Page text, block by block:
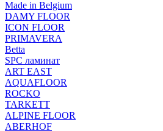
Made in Belgium
DAMY FLOOR
ICON FLOOR
PRIMAVERA
Betta
SPC ламинат
ART EAST
AQUAFLOOR
ROCKO
TARKETT
ALPINE FLOOR
ABERHOF